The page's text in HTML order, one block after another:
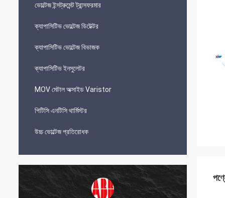
ভোল্টেজ ইন্সট্রুমেন্ট ট্রান্সফরমার
ক্যাপাসিটিভ ভোল্টেজ ডিটেক্টর
ক্যাপাসিটিভ ভোল্টেজ বিভাজক
ক্যাপাসিটিভ ইনসুলেটর
MOV মেটাল অক্সাইড Varistor
পিটিসি এনটিসি থার্মিস্টর
উচ্চ ভোল্টেজ প্রতিরোধক